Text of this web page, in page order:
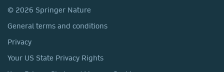
© 2026 Springer Nature
General terms and conditions
Privacy
Your US State Privacy Rights